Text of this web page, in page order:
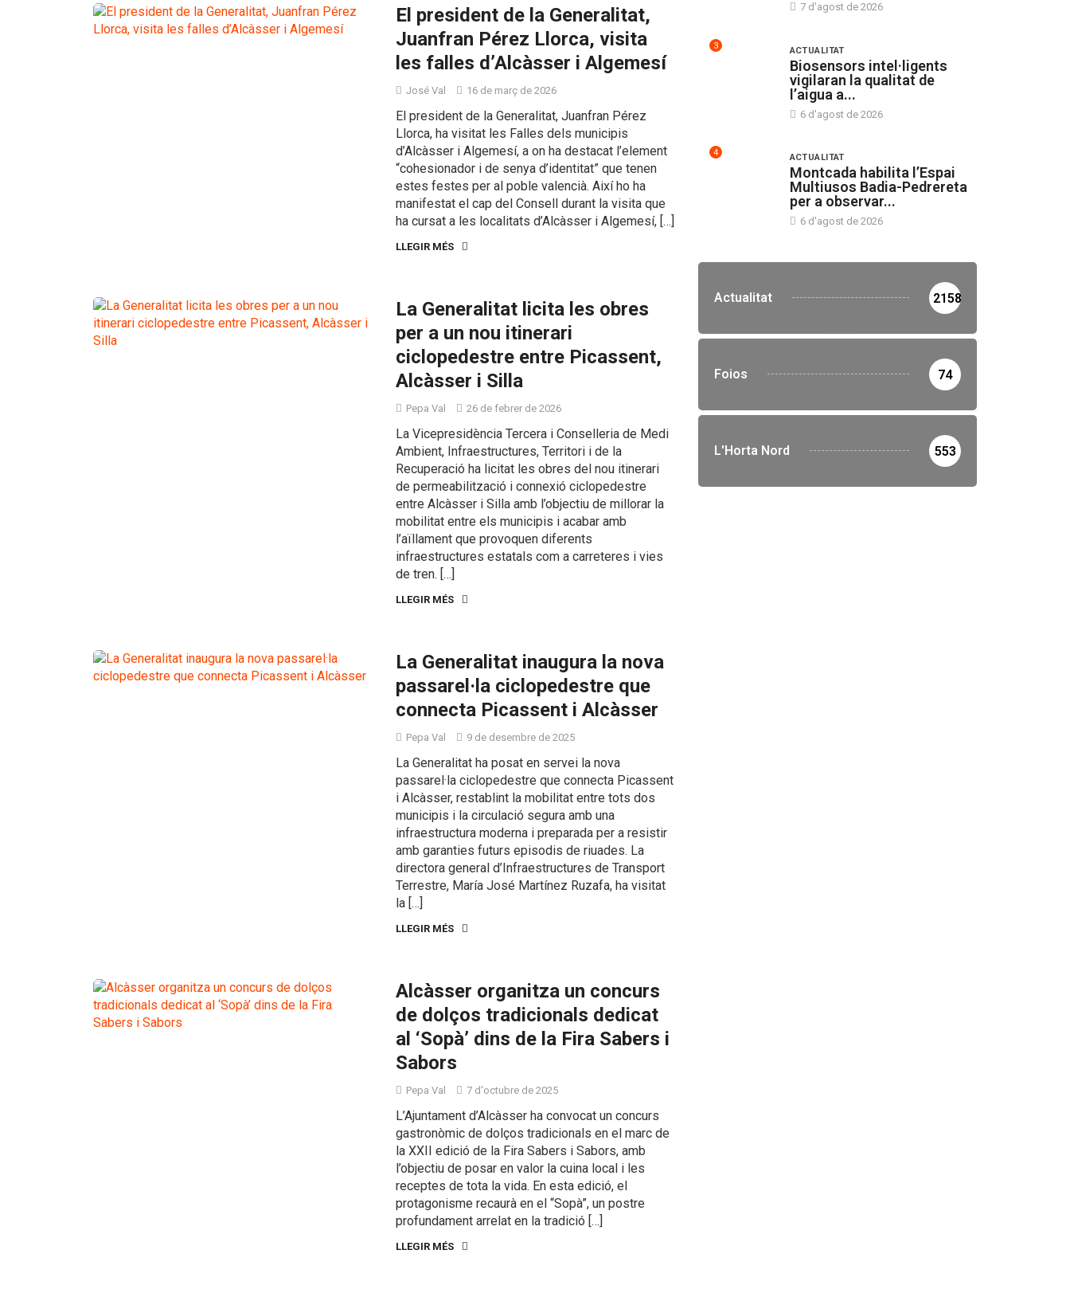
El president de la Generalitat,
Juanfran Pérez Llorca, visita
les falles d’Alcàsser i Algemesí
José Val 16 de març de 2026
El president de la Generalitat, Juanfran Pérez
Llorca, ha visitat les Falles dels municipis
d’Alcàsser i Algemesí, a on ha destacat l’element
“cohesionador i de senya d’identitat” que tenen
estes festes per al poble valencià. Així ho ha
manifestat el cap del Consell durant la visita que
ha cursat a les localitats d’Alcàsser i Algemesí, […]
LLEGIR MÉS
La Generalitat licita les obres
per a un nou itinerari
ciclopedestre entre Picassent,
Alcàsser i Silla
Pepa Val 26 de febrer de 2026
La Vicepresidència Tercera i Conselleria de Medi
Ambient, Infraestructures, Territori i de la
Recuperació ha licitat les obres del nou itinerari
de permeabilització i connexió ciclopedestre
entre Alcàsser i Silla amb l’objectiu de millorar la
mobilitat entre els municipis i acabar amb
l’aïllament que provoquen diferents
infraestructures estatals com a carreteres i vies
de tren. […]
LLEGIR MÉS
La Generalitat inaugura la nova
passarel·la ciclopedestre que
connecta Picassent i Alcàsser
Pepa Val 9 de desembre de 2025
La Generalitat ha posat en servei la nova
passarel·la ciclopedestre que connecta Picassent
i Alcàsser, restablint la mobilitat entre tots dos
municipis i la circulació segura amb una
infraestructura moderna i preparada per a resistir
amb garanties futurs episodis de riuades. La
directora general d’Infraestructures de Transport
Terrestre, María José Martínez Ruzafa, ha visitat
la […]
LLEGIR MÉS
Alcàsser organitza un concurs
de dolços tradicionals dedicat
al ‘Sopà’ dins de la Fira Sabers i
Sabors
Pepa Val 7 d'octubre de 2025
L’Ajuntament d’Alcàsser ha convocat un concurs
gastronòmic de dolços tradicionals en el marc de
la XXII edició de la Fira Sabers i Sabors, amb
l’objectiu de posar en valor la cuina local i les
receptes de tota la vida. En esta edició, el
protagonisme recaurà en el “Sopà”, un postre
profundament arrelat en la tradició […]
LLEGIR MÉS
7 d'agost de 2026
3 ACTUALITAT
Biosensors intel·ligents
vigilaran la qualitat de
l’aigua a...
6 d'agost de 2026
4 ACTUALITAT
Montcada habilita l’Espai
Multiusos Badia-Pedrereta
per a observar...
6 d'agost de 2026
Actualitat 2158
Foios 74
L'Horta Nord 553